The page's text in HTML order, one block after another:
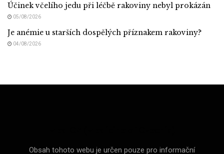
Účinek včelího jedu při léčbě rakoviny nebyl prokázán
05/08/2026
Je anémie u starších dospělých příznakem rakoviny?
04/08/2026
Obsah tohoto webu je určen pouze pro informační